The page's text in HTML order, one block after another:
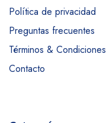
Política de privacidad
Preguntas frecuentes
Términos & Condiciones
Contacto